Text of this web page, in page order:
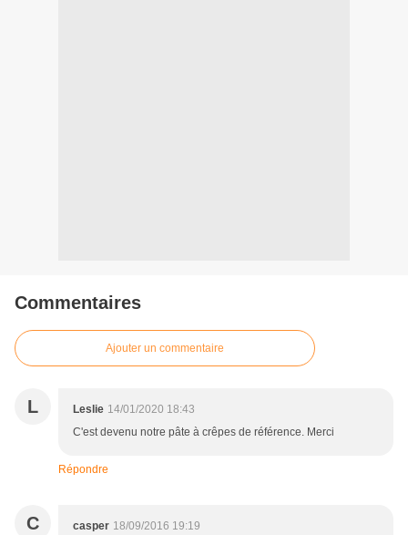
Commentaires
Ajouter un commentaire
L Leslie 14/01/2020 18:43
C'est devenu notre pâte à crêpes de référence. Merci
Répondre
C casper 18/09/2016 19:19